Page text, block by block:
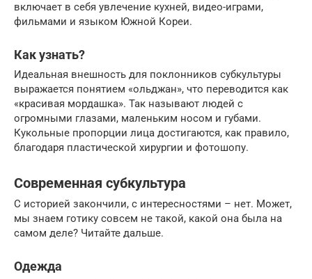
включает в себя увлечение кухней, видео-играми,
фильмами и языком Южной Кореи.
Как узнать?
Идеальная внешность для поклонников субкультуры
выражается понятием «ольджан», что переводится как
«красивая мордашка». Так называют людей с
огромными глазами, маленьким носом и губами.
Кукольные пропорции лица достигаются, как правило,
благодаря пластической хирургии и фотошопу.
Современная субкультура
С историей закончили, с интересностями – нет. Может,
мы знаем готику совсем не такой, какой она была на
самом деле? Читайте дальше.
Одежда